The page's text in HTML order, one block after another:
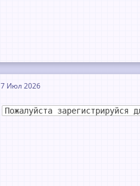
7 Июл 2026
Пожалуйста зарегистрируйся